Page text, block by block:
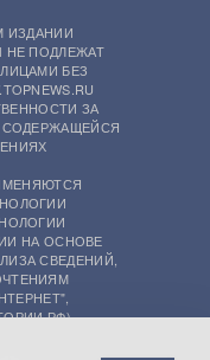
ИЗДАНИИ
НЕ ПОДЛЕЖАТ
БЕЗ
ЗА
НА ОСНОВЕ
СВЕДЕНИЙ,
РФ)